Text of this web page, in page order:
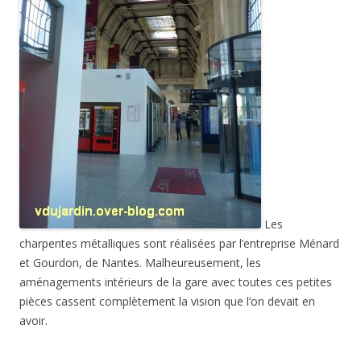
charpentes métalliques sont réalisées par l’entreprise Ménard
et Gourdon, de Nantes. Malheureusement, les
aménagements intérieurs de la gare avec toutes ces petites
pièces cassent complètement la vision que l’on devait en